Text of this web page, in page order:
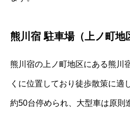
熊川宿 駐車場（上ノ町地
熊川宿の上ノ町地区にある熊川
くに位置しており徒歩散策に適
約50台停められ、大型車は原則